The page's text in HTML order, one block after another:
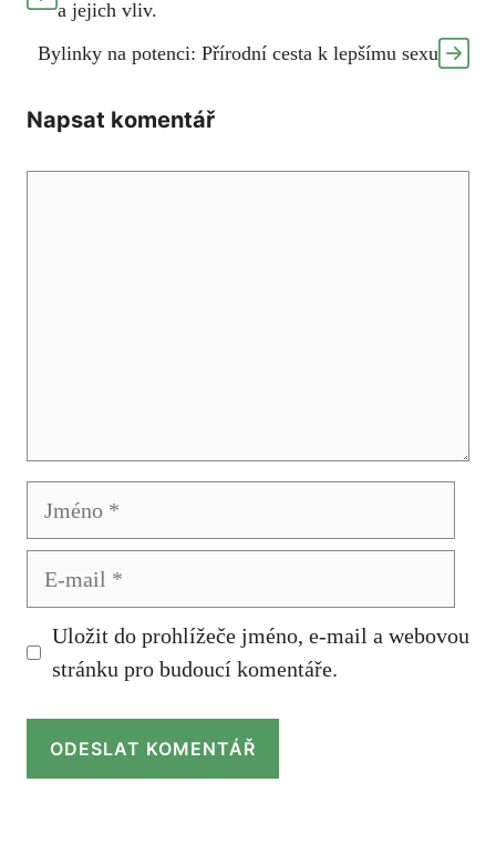
a jejich vliv.
Bylinky na potenci: Přírodní cesta k lepšímu sexu
Napsat komentář
Jméno
Uložit do prohlížeče jméno, e-mail a webovou
stránku pro budoucí komentáře.